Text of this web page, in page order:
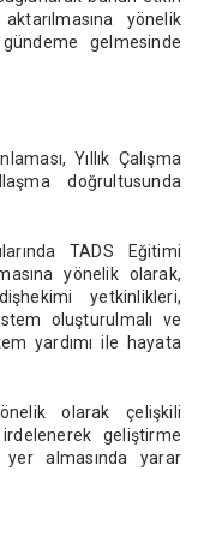
yönelik
gelmesinde
Yıllık Çalışma
doğrultusunda
TADS Eğitimi
yönelik olarak,
yetkinlikleri,
oluşturulmalı ve
yardımı ile hayata
olarak çelişkili
geliştirme
yer almasında yarar